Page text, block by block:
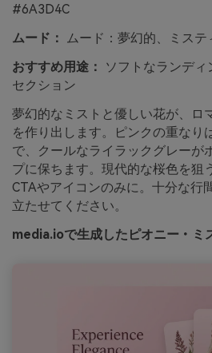
#6A3D4C
ムード： ムード：夢幻的、ミステ
おすすめ用途：
ソフトなランデ
セクション
夢幻的なミストと優しい花が、ロ
を作り出します。ピンクの重なり
で、クールなライラックグレーが
プに保ちます。現代的な桜色を狙
CTAやアイコンのみに。十分な行
立たせてください。
media.ioで生成したピオニー・ミ